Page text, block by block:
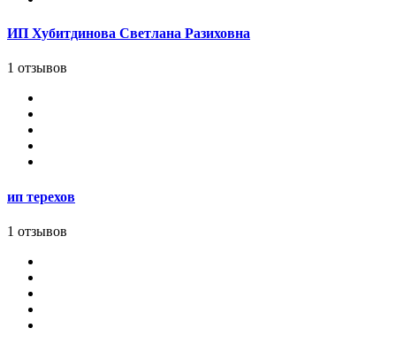
ИП Хубитдинова Светлана Разиховна
1 отзывов
ип терехов
1 отзывов